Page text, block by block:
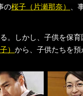
の桜子（片瀬那奈）
、
。しかし、子供を保
） から、子供たちを